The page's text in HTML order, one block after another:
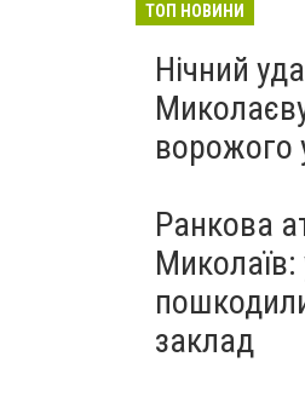
ТОП НОВИНИ
Нічний
ворожого
Ранкова
заклад